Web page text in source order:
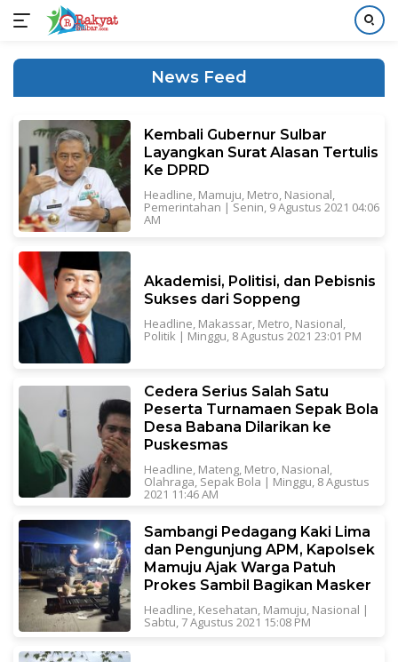
Sulbar
News Feed
Kembali Gubernur Sulbar
Layangkan Surat Alasan Tertulis
Ke DPRD
Headline, Mamuju, Metro, Nasional,
Pemerintahan |Senin, 9 Agustus 2021 04:06
AM
Akademisi, Politisi, dan Pebisnis
Sukses dari Soppeng
Headline, Makassar, Metro, Nasional,
Politik | Minggu, 8 Agustus 2021 23:01 PM
Cedera Serius Salah Satu
Peserta Turnamaen Sepak Bola
Desa Babana Dilarikan ke
Puskesmas
Headline, Mateng, Metro, Nasional,
Olahraga, Sepak Bola | Minggu, 8 Agustus
2021 11:46 AM
Sambangi Pedagang Kaki Lima
dan Pengunjung APM, Kapolsek
Mamuju Ajak Warga Patuh
Prokes Sambil Bagikan Masker
Headline, Kesehatan, Mamuju, Nasional |
Sabtu, 7 Agustus 2021 15:08 PM